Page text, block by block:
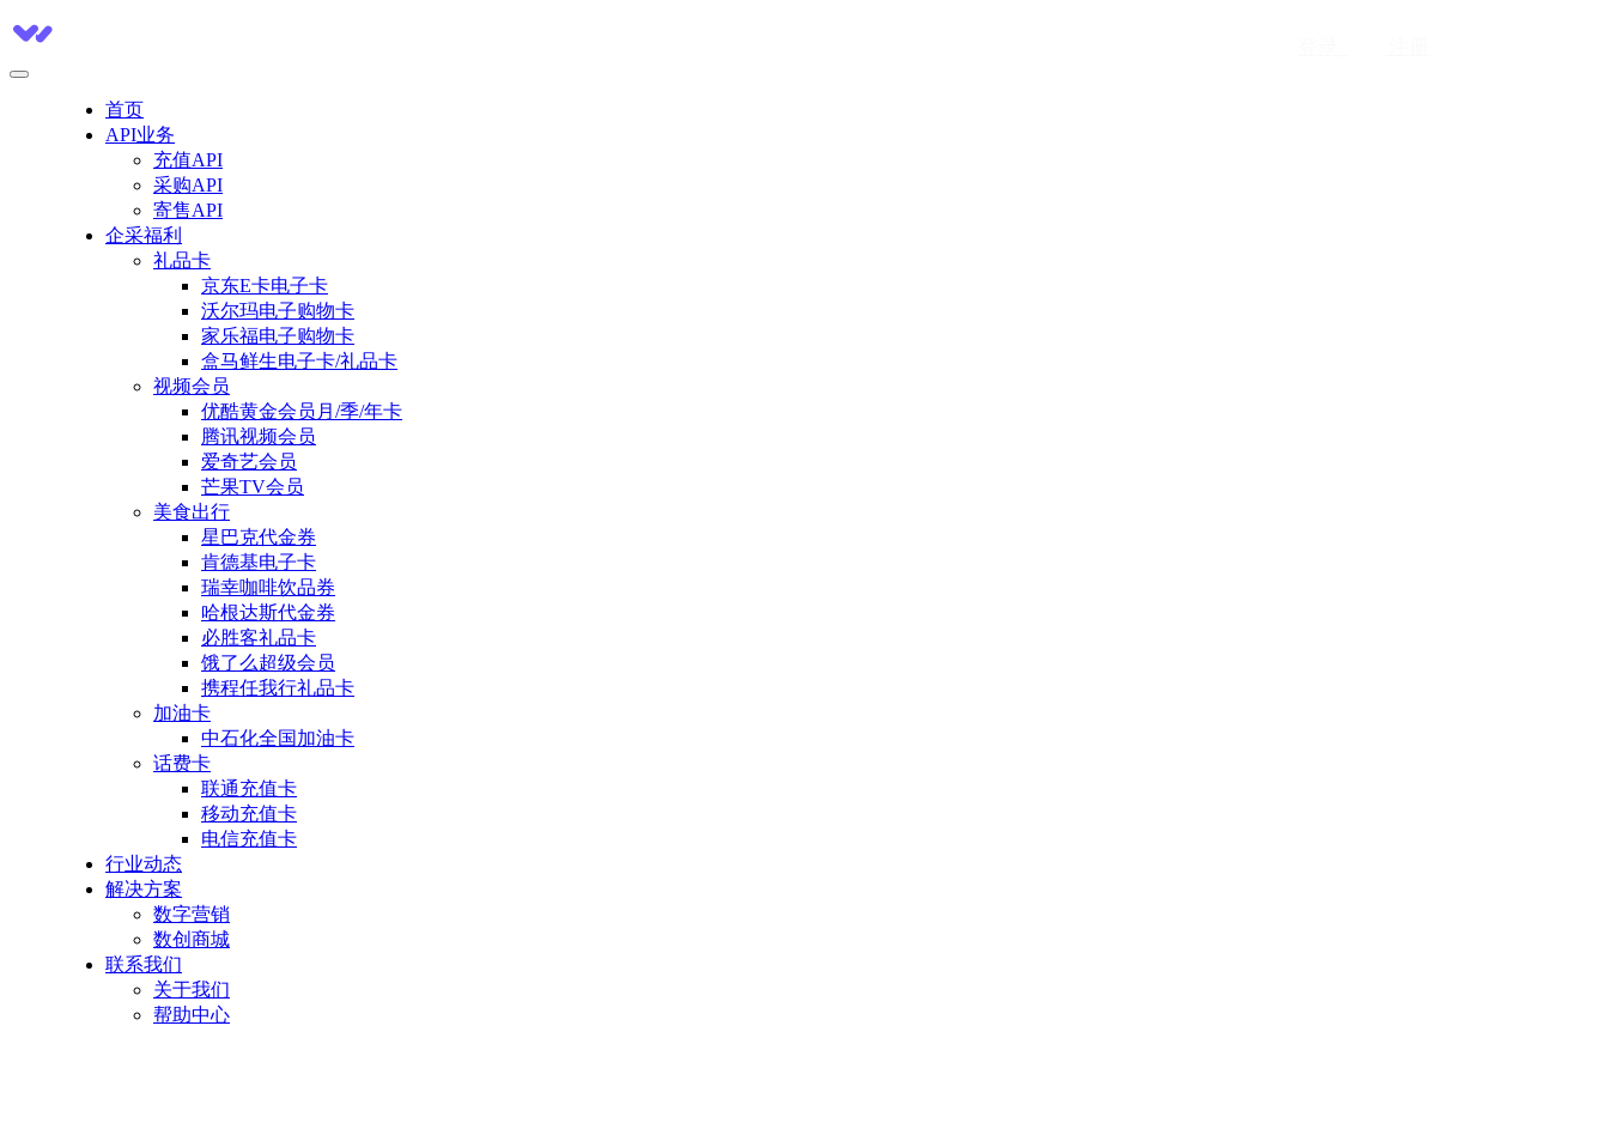
首页
API业务
充值API
采购API
寄售API
企采福利
礼品卡
京东E卡电子卡
沃尔玛电子购物卡
家乐福电子购物卡
盒马鲜生电子卡/礼品卡
视频会员
优酷黄金会员月/季/年卡
腾讯视频会员
爱奇艺会员
芒果TV会员
美食出行
星巴克代金券
肯德基电子卡
瑞幸咖啡饮品券
哈根达斯代金券
必胜客礼品卡
饿了么超级会员
携程任我行礼品卡
加油卡
中石化全国加油卡
话费卡
联通充值卡
移动充值卡
电信充值卡
行业动态
解决方案
数字营销
数创商城
联系我们
关于我们
帮助中心